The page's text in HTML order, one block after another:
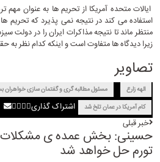
ایالات متحده آمریکا از تحریم ها به عنوان مهم
استفاده می کند در نتیجه نمی پذیرد که تحریم ها
منتظر ماند تا نتیجه مذاکرات ایران را در دولت
زیرا دیدگاه ها متفاوت است و اینکه کدام نظر
تصاویر
الهه زارع
مسئول مطالبه گری و گفتمان سازی خواهران
کام آمریکا در عمان تلخ شد
اشتراک گذاری
خبر قبلی
حسینی: بخش عمده ی مشکلات
تورم حل خواهد شد